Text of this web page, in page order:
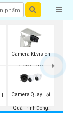
Camera Kbvision
4K Siêu Nét
Camera Quay Lại
Quá Trình Đóng